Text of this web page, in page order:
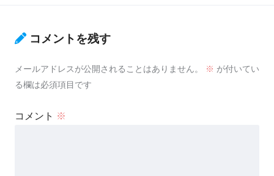
コメントを残す
メールアドレスが公開されることはありません。 ※ が付いてい
る欄は必須項目です
コメント ※